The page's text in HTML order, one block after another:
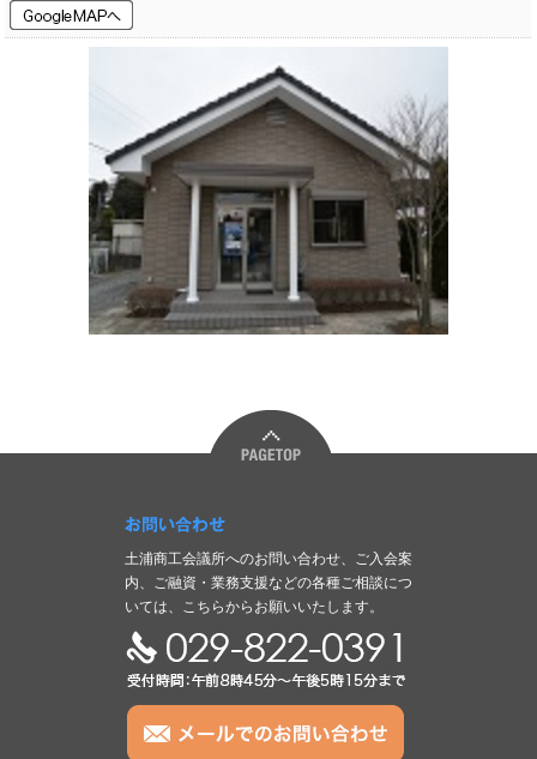
お問い合わせ
土浦商工会議所へのお問い合わせ、ご入会案
内、ご融資・業務支援などの各種ご相談につ
いては、こちらからお願いいたします。
TEL:029-822-0391